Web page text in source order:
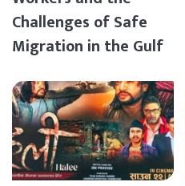
Challenges of Safe
Migration in the Gulf